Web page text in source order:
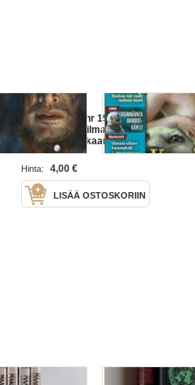
Historia 2015 nr 15 Tieteen
Kuvalehti Maailmanhistorian
ilmiöitä /Kuninkaan vuoteessa
Hinta: 4,00 €
LISÄÄ OSTOSKORIIN